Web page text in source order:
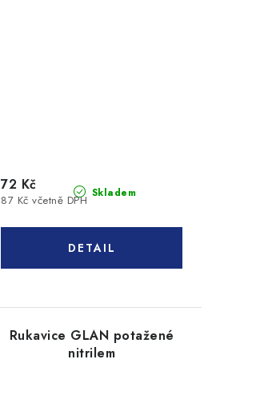
Skladem
87 Kč včetně DPH
72 Kč
Rukavice GLAN potažené
nitrilem